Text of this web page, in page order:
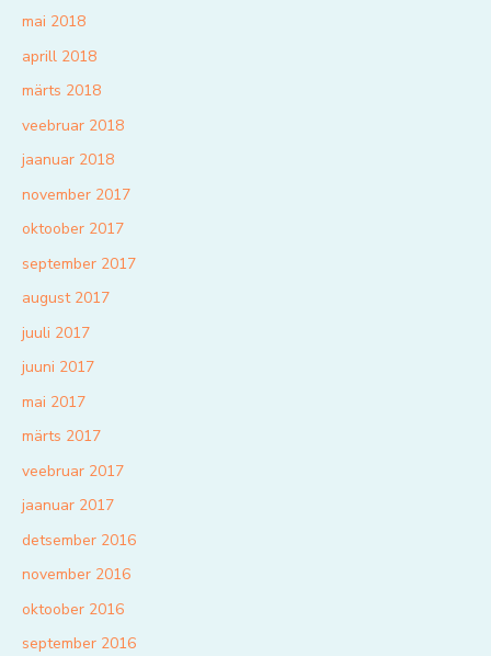
mai 2018
aprill 2018
märts 2018
veebruar 2018
jaanuar 2018
november 2017
oktoober 2017
september 2017
august 2017
juuli 2017
juuni 2017
mai 2017
märts 2017
veebruar 2017
jaanuar 2017
detsember 2016
november 2016
oktoober 2016
september 2016